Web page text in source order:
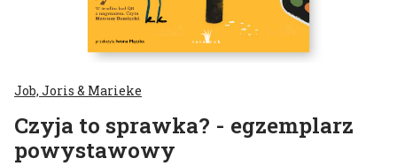
Job, Joris & Marieke
Czyja to sprawka? - egzemplarz
powystawowy